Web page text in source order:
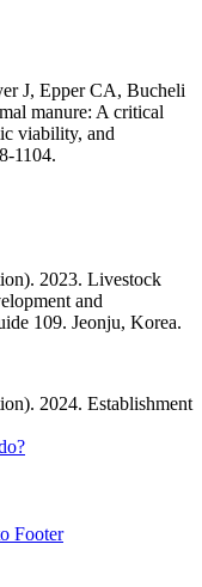
J, Epper CA, Bucheli
manure: A critical
viability, and
1104.
2023. Livestock
and
109. Jeonju, Korea.
2024. Establishment
Footer